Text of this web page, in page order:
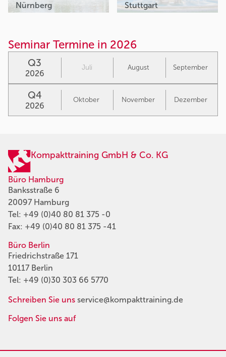
Nürnberg Stuttgart
Seminar Termine in 2026
Q3
2026
Juli August September
Q4
2026
Oktober November Dezember
Kompakttraining GmbH & Co. KG
Büro Hamburg
Banksstraße 6
20097 Hamburg
Tel: +49 (0)40 80 81 375 -0
Fax: +49 (0)40 80 81 375 -41
Büro Berlin
Friedrichstraße 171
10117 Berlin
Tel: +49 (0)30 303 66 5770
Schreiben Sie uns service@kompakttraining.de
Folgen Sie uns auf